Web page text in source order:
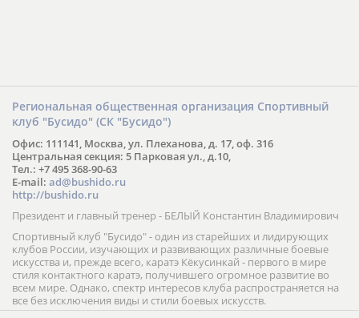
Региональная общественная организация Спортивный
клуб "Бусидо" (СК "Бусидо")
Офис: 111141, Москва, ул. Плеханова, д. 17, оф. 316
Центральная секция: 5 Парковая ул., д.10,
Тел.: +7 495 368-90-63
E-mail:ad@bushido.ru
http://bushido.ru
Президент и главный тренер - БЕЛЫЙ Константин Владимирович